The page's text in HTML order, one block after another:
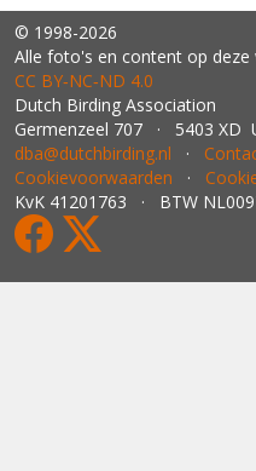
© 1998-2026
Alle foto's en content op
CC BY‑NC‑ND 4.0
Dutch Birding Association
Germenzeel 707 · 5403 XD
dba@dutchbirding.nl ·
Cookievoorwaarden ·
KvK 41201763 · BTW